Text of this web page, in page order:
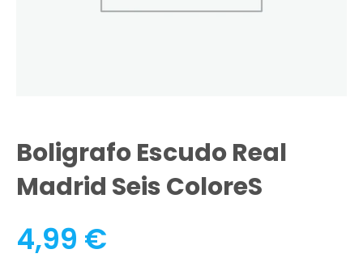
Boligrafo Escudo Real
Madrid Seis ColoreS
4,99 €